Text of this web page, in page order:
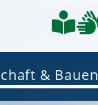
& Bauen